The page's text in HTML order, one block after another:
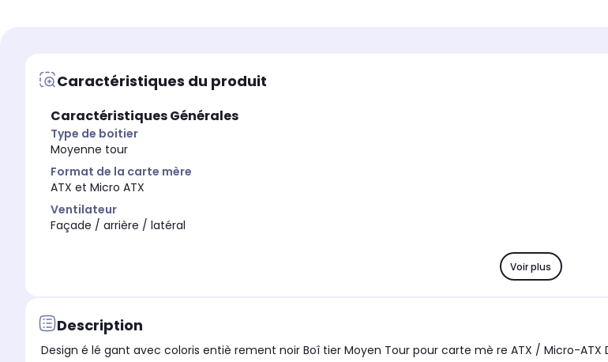
Caractéristiques du produit
Caractéristiques Générales
Type de boitier
Moyenne tour
Format de la carte mère
ATX et Micro ATX
Ventilateur
Façade / arrière / latéral
Voir plus
Description
Design é lé gant avec coloris entiè rement noir Boî tier Moyen Tour pour carte mè re ATX / Micro-ATX